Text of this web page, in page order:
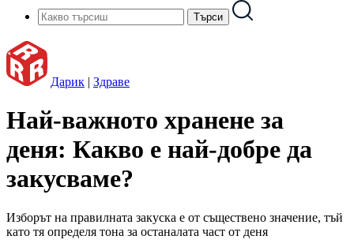
Дарик | Здраве
Най-важното хранене за
деня: Какво е най-добре да
закусваме?
Изборът на правилната закуска е от съществено значение, тъй
като тя определя тона за останалата част от деня